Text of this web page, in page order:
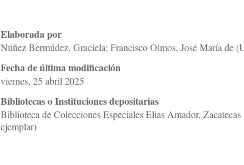
Elaborada por
Núñez Bermúdez, Graciela; Francisco Olmos, José María de
Fecha de última modificación
viernes, 25 abril 2025
Bibliotecas o Instituciones depositarias
Biblioteca de Colecciones Especiales Elias Amador, Zacatecas
ejemplar)